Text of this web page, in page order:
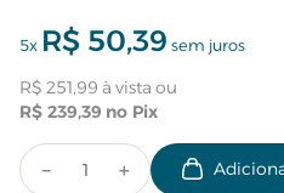
5x R$ 50,39 sem juros
R$ 251,99
R$ 239,39
＋
－